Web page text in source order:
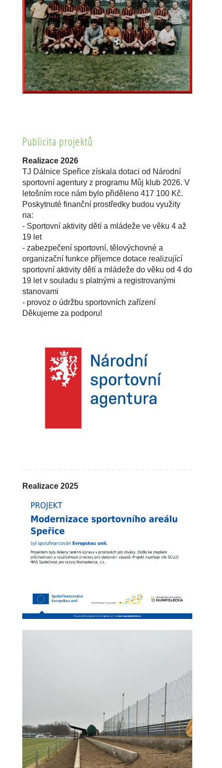
Publicita projektů
Realizace 2026
TJ Dálnice Speřice získala dotaci od Národní
sportovní agentury z programu Můj klub 2026. V
letošním roce nám bylo přiděleno 417 100 Kč.
Poskytnuté finanční prostředky budou využity
na:
- Sportovní aktivity dětí a mládeže ve věku 4 až
19 let
- zabezpečení sportovní, tělovýchovné a
organizační funkce příjemce dotace realizující
sportovní aktivity dětí a mládeže do věku od 4 do
19 let v souladu s platnými a registrovanými
stanovami
- provoz o údržbu sportovních zařízení
Děkujeme za podporu!
Realizace 2025